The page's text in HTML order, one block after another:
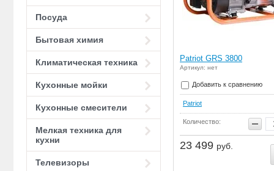
Посуда
Бытовая химия
Климатическая техника
Кухонные мойки
Кухонные смесители
Мелкая техника для
кухни
Телевизоры
Patriot GRS 3800
Артикул: нет
Добавить к сравнению
Patriot
Количество:
23 499 руб.